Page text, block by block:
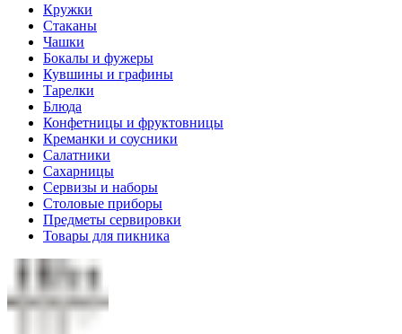
Кружки
Стаканы
Чашки
Бокалы и фужеры
Кувшины и графины
Тарелки
Блюда
Конфетницы и фруктовницы
Креманки и соусники
Салатники
Сахарницы
Сервизы и наборы
Столовые приборы
Предметы сервировки
Товары для пикника